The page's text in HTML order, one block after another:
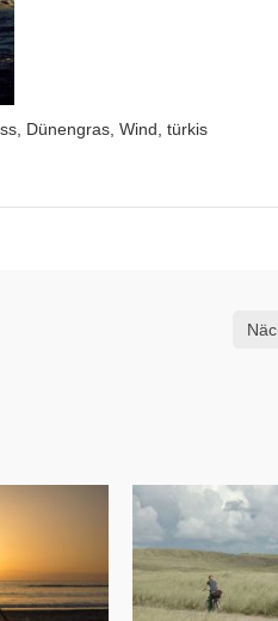
Dünengras, Wind, türkis